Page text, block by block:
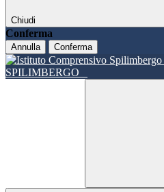
Chiudi
Conferma
Annulla Conferma
SPILIMBERGO